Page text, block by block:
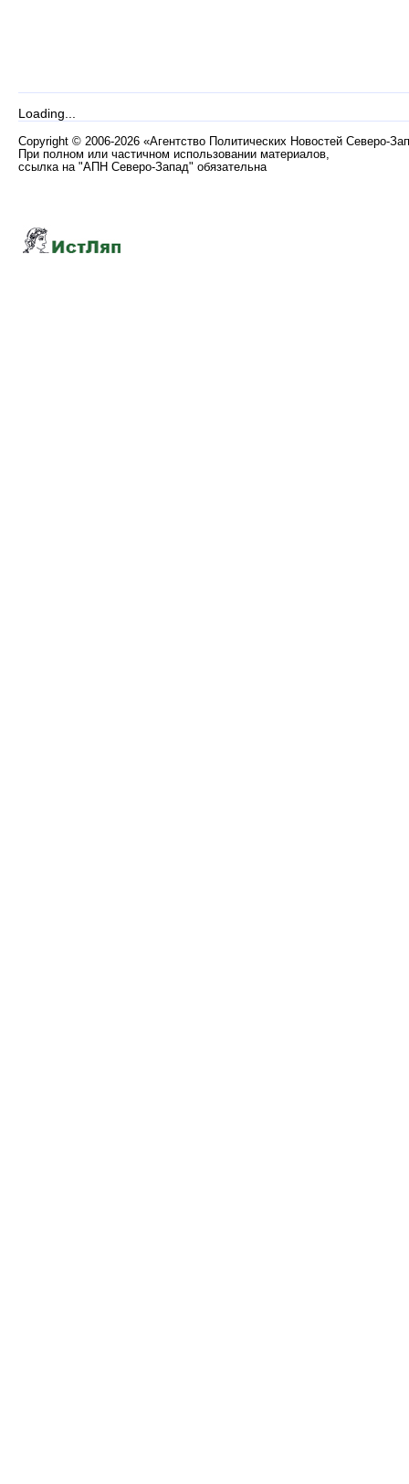
Loading...
Copyright © 2006-2026 «Агентство Политических Новостей Северо-
При полном или частичном использовании материалов,
ссылка на "АПН Северо-Запад" обязательна